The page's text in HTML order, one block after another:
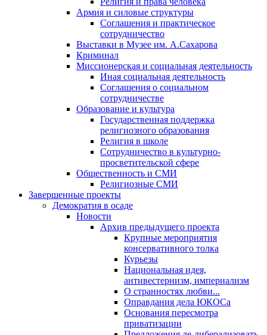
Армия и силовые структуры
Соглашения и практическое
сотрудничество
Выставки в Музее им. А.Сахарова
Криминал
Миссионерская и социальная деятельность
Иная социальная деятельность
Соглашения о социальном
сотрудничестве
Образование и культура
Государственная поддержка
религиозного образования
Религия в школе
Сотрудничество в культурно-
просветительской сфере
Общественность и СМИ
Религиозные СМИ
Завершенные проекты
Демократия в осаде
Новости
Архив предыдущего проекта
Крупные мероприятия
консервативного толка
Курьезы
Национальная идея,
антивестернизм, империализм
О странностях любви...
Оправдания дела ЮКОСа
Основания пересмотра
приватизации